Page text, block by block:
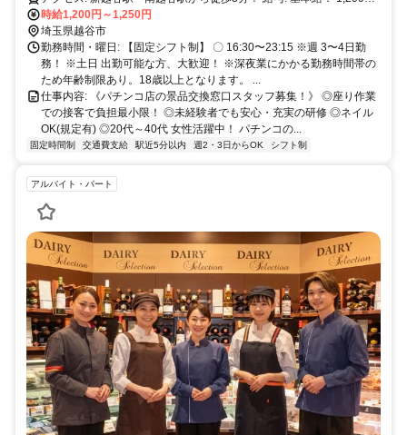
＼土日16:45以降は【時給1.250円!!】／
時給1,200円～1,250円
埼玉県越谷市
勤務時間・曜日: 【固定シフト制】 〇 16:30〜23:15 ※週 3〜4日勤
務！ ※土日 出勤可能な方、大歓迎！ ※深夜業にかかる勤務時間帯の
ため年齢制限あり。18歳以上となります。 ...
仕事内容: 《パチンコ店の景品交換窓口スタッフ募集！》 ◎座り作業
での接客で負担最小限！ ◎未経験者でも安心・充実の研修 ◎ネイル
OK(規定有) ◎20代～40代 女性活躍中！ パチンコの...
固定時間制 交通費支給 駅近5分以内 週2・3日からOK シフト制
アルバイト・パート